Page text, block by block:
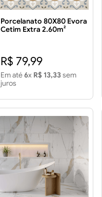
Porcelanato 80X80 Evora
Cetim Extra 2.60m²
R$ 79,99
Em até6x R$ 13,33sem
juros